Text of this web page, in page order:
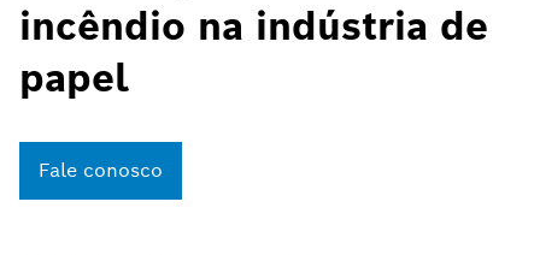
incêndio na indústria de
papel
Fale conosco